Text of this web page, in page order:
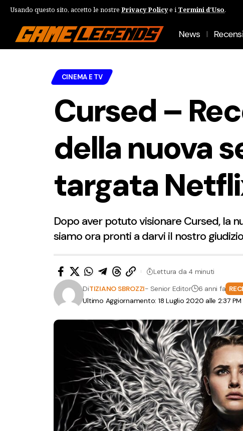
Usando questo sito, accetto le nostre Privacy Policye i Termini d'Uso.
News
CINEMA E TV
Cursed –
della nuova
targata
Dopo aver potuto visionare Cursed, la
siamo ora pronti a darvi il nostro
Ultimo Aggiornamento: 18 Luglio 2020 alle 2:37 PM
DiTIZIANO SBROZZI- Senior Editor 6 anni fa
Lettura da 4 minuti